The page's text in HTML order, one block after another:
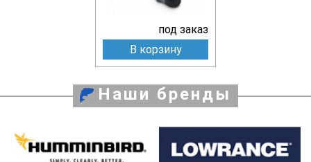
под заказ
В корзину
Наши бренды